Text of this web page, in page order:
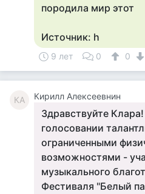
породила мир этот
Источник: h
9 лет 0 0
КА Кирилл Алексеевнин
Здравствуйте
голосовании
ограниченными
возможностями -
музыкального
Фестиваля "Белый